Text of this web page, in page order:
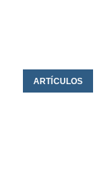
ARTÍCULOS